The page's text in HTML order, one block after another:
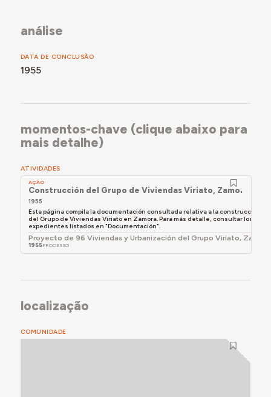
análise
DATA DE CONCLUSÃO
1955
momentos-chave (clique abaixo para
mais detalhe)
ATIVIDADES
AÇÃO
Construcción del Grupo de Viviendas Viriato, Zamora
1955
Esta página compila la documentación consultada relativa a la construcción
del Grupo de Viviendas Viriato en Zamora. Para más detalle, consultar los
expedientes listados en "Documentación".
Proyecto de 96 Viviendas y Urbanización del Grupo Viriato, Zamora
1955PROCESSO
localização
COMUNIDADE